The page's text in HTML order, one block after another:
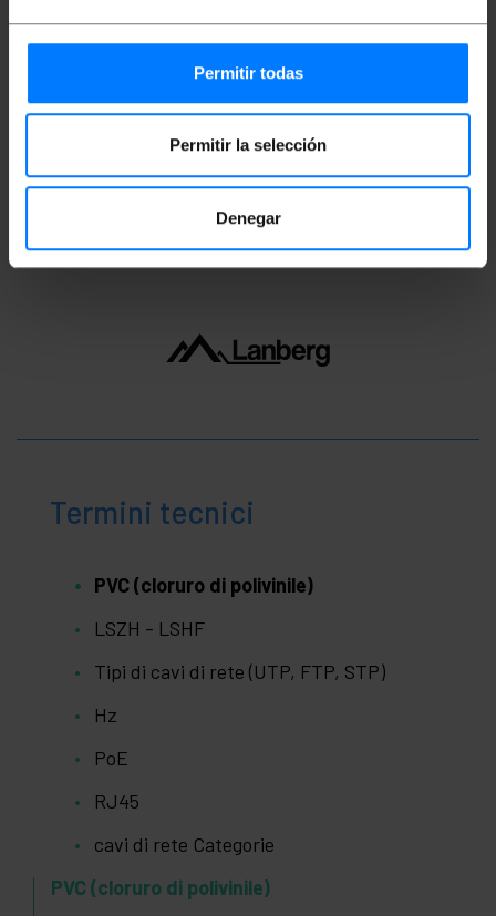
Permitir todas
Permitir la selección
Denegar
Dimensioni del prodotto (larghezza x
Numero di pacchi: 1
Termini tecnici
PVC (cloruro di polivinile)
LSZH - LSHF
Tipi di cavi di rete (UTP, FTP, STP)
Hz
PoE
RJ45
cavi di rete Categorie
PVC (cloruro di polivinile)